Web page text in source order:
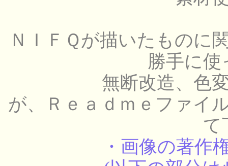
ＮＩＦＱが描いたものに
勝手に
無断改造、色
が、Ｒｅａｄｍｅファイ
て
・画像の著作